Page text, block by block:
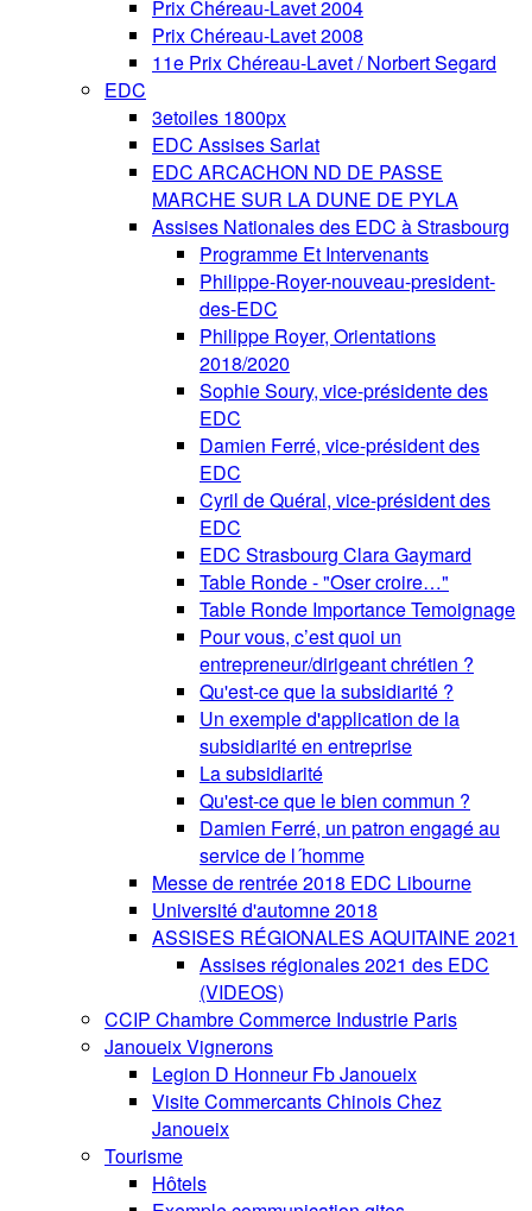
Prix Chéreau-Lavet 2004
Prix Chéreau-Lavet 2008
11e Prix Chéreau-Lavet / Norbert Segard
EDC
3etoiles 1800px
EDC Assises Sarlat
EDC ARCACHON ND DE PASSE
MARCHE SUR LA DUNE DE PYLA
Assises Nationales des EDC à Strasbourg
Programme Et Intervenants
Philippe-Royer-nouveau-president-
des-EDC
Philippe Royer, Orientations
2018/2020
Sophie Soury, vice-présidente des
EDC
Damien Ferré, vice-président des
EDC
Cyril de Quéral, vice-président des
EDC
EDC Strasbourg Clara Gaymard
Table Ronde - "Oser croire…"
Table Ronde Importance Temoignage
Pour vous, c’est quoi un
entrepreneur/dirigeant chrétien ?
Qu'est-ce que la subsidiarité ?
Un exemple d'application de la
subsidiarité en entreprise
La subsidiarité
Qu'est-ce que le bien commun ?
Damien Ferré, un patron engagé au
service de l´homme
Messe de rentrée 2018 EDC Libourne
Université d'automne 2018
ASSISES RÉGIONALES AQUITAINE 2021
Assises régionales 2021 des EDC
(VIDEOS)
CCIP Chambre Commerce Industrie Paris
Janoueix Vignerons
Legion D Honneur Fb Janoueix
Visite Commercants Chinois Chez
Janoueix
Tourisme
Hôtels